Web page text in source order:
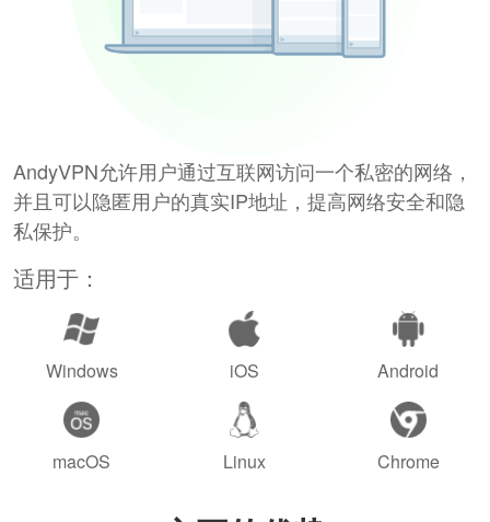
AndyVPN允许用户通过互联网访问一个私密的网络，
并且可以隐匿用户的真实IP地址，提高网络安全和隐
私保护。
适用于：
Windows iOS Android
macOS Linux Chrome